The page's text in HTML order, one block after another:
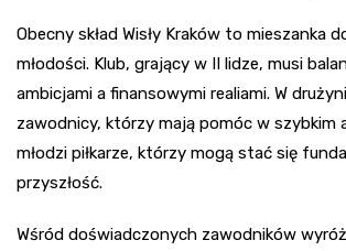
Obecny skład Wisły Kraków to mieszanka
młodości. Klub, grający w II lidze, musi
ambicjami a finansowymi realiami. W
zawodnicy, którzy mają pomóc w szybkim
młodzi piłkarze, którzy mogą stać się
przyszłość.
Wśród doświadczonych zawodników